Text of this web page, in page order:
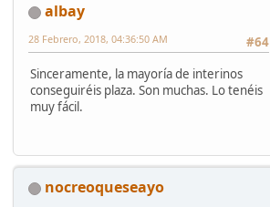
albay
#64
28 Febrero, 2018, 04:36:50 AM
Sinceramente, la mayoría de interinos
conseguiréis plaza. Son muchas. Lo tenéis
muy fácil.
nocreoqueseayo